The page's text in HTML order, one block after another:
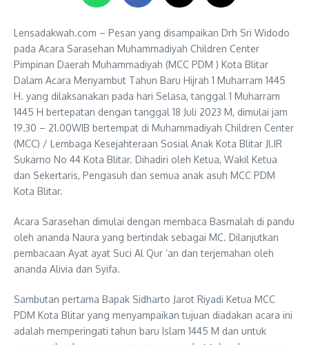
Lensadakwah.com – Pesan yang disampaikan Drh Sri Widodo
pada Acara Sarasehan Muhammadiyah Children Center
Pimpinan Daerah Muhammadiyah (MCC PDM ) Kota Blitar
Dalam Acara Menyambut Tahun Baru Hijrah 1 Muharram 1445
H. yang dilaksanakan pada hari Selasa, tanggal 1 Muharram
1445 H bertepatan dengan tanggal 18 Juli 2023 M, dimulai jam
19.30 – 21.00WIB bertempat di Muhammadiyah Children Center
(MCC) / Lembaga Kesejahteraan Sosial Anak Kota Blitar Jl.IR
Sukarno No 44 Kota Blitar. Dihadiri oleh Ketua, Wakil Ketua
dan Sekertaris, Pengasuh dan semua anak asuh MCC PDM
Kota Blitar.
Acara Sarasehan dimulai dengan membaca Basmalah di pandu
oleh ananda Naura yang bertindak sebagai MC. Dilanjutkan
pembacaan Ayat ayat Suci Al Qur ‘an dan terjemahan oleh
ananda Alivia dan Syifa.
Sambutan pertama Bapak Sidharto Jarot Riyadi Ketua MCC
PDM Kota Blitar yang menyampaikan tujuan diadakan acara ini
adalah memperingati tahun baru Islam 1445 M dan untuk